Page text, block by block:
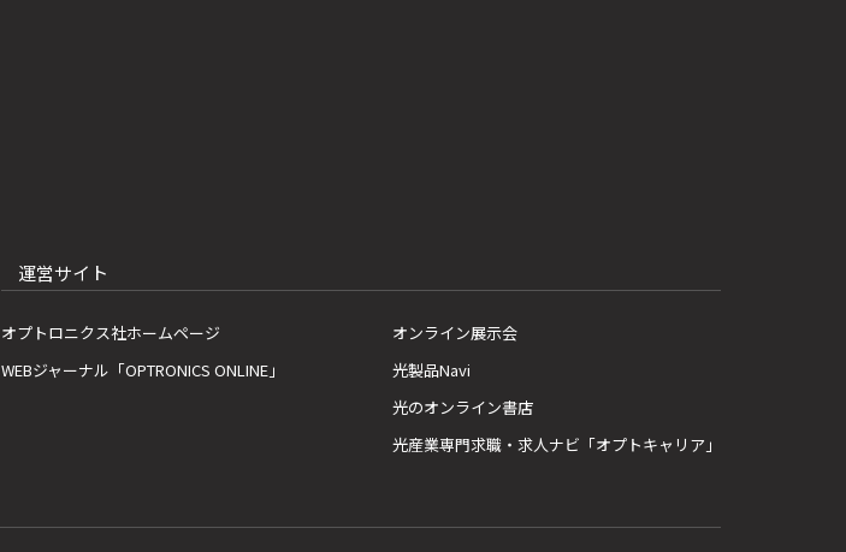
運営サイト
オプトロニクス社ホームページ
WEBジャーナル「OPTRONICS ONLINE」
オンライン展示会
光製品Navi
光のオンライン書店
光産業専門求職・求人ナビ「オプトキャリア」